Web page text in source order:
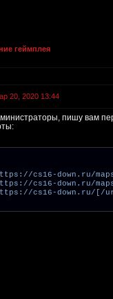
геймплея
20, 2020 13:44
пишу вам
cs16-down.ru/
cs16-down.ru/
cs16-down.ru/[/